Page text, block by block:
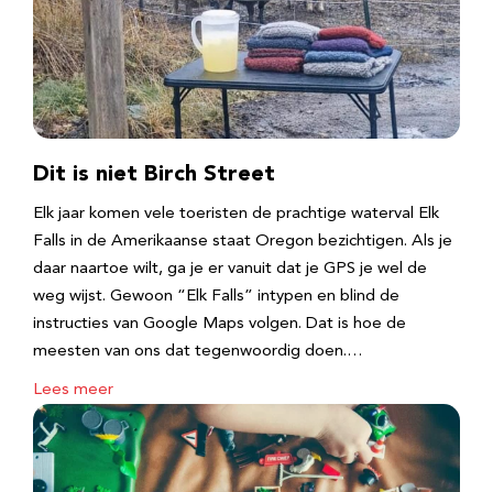
Dit is niet Birch Street
Elk jaar komen vele toeristen de prachtige waterval Elk
Falls in de Amerikaanse staat Oregon bezichtigen. Als je
daar naartoe wilt, ga je er vanuit dat je GPS je wel de
weg wijst. Gewoon “Elk Falls” intypen en blind de
instructies van Google Maps volgen. Dat is hoe de
meesten van ons dat tegenwoordig doen.…
Lees meer